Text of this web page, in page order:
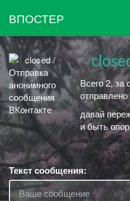
ВПОСТЕР
Всего 2, за
отправлено
давай
и быть
Текст сообщения: